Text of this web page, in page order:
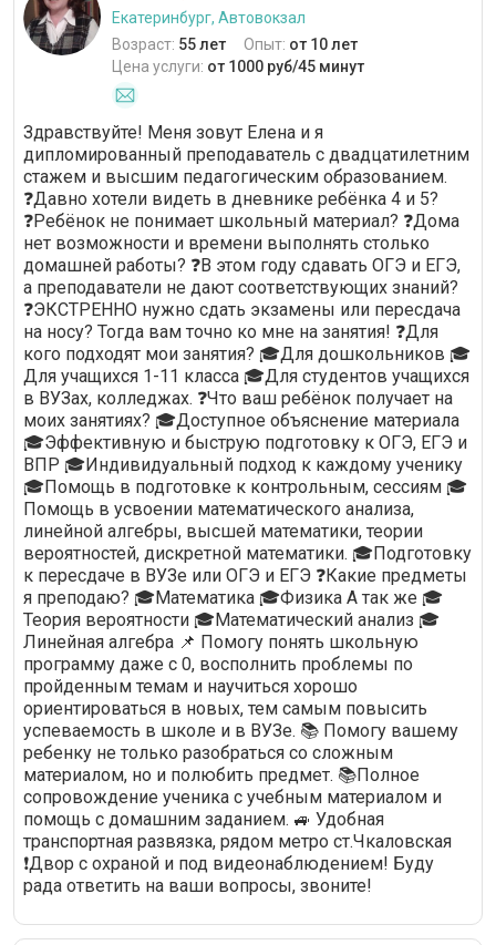
Екатеринбург, Автовокзал
Возраст: 55 лет Опыт: от 10 лет
Цена услуги: от 1000 руб/45 минут
Здравствуйте! Меня зовут Елена и я
дипломированный преподаватель с двадцатилетним
стажем и высшим педагогическим образованием.
❓Давно хотели видеть в дневнике ребёнка 4 и 5?
❓Ребёнок не понимает школьный материал? ❓Дома
нет возможности и времени выполнять столько
домашней работы? ❓В этом году сдавать ОГЭ и ЕГЭ,
а преподаватели не дают соответствующих знаний?
❓ЭКСТРЕННО нужно сдать экзамены или пересдача
на носу? Тогда вам точно ко мне на занятия! ❓Для
кого подходят мои занятия? 🎓Для дошкольников 🎓
Для учащихся 1-11 класса 🎓Для студентов учащихся
в ВУЗах, колледжах. ❓Что ваш ребёнок получает на
моих занятиях? 🎓Доступное объяснение материала
🎓Эффективную и быструю подготовку к ОГЭ, ЕГЭ и
ВПР 🎓Индивидуальный подход к каждому ученику
🎓Помощь в подготовке к контрольным, сессиям 🎓
Помощь в усвоении математического анализа,
линейной алгебры, высшей математики, теории
вероятностей, дискретной математики. 🎓Подготовку
к пересдаче в ВУЗе или ОГЭ и ЕГЭ ❓Какие предметы
я преподаю? 🎓Математика 🎓Физика А так же 🎓
Теория вероятности 🎓Математический анализ 🎓
Линейная алгебра 📌 Помогу понять школьную
программу даже с 0, восполнить проблемы по
пройденным темам и научиться хорошо
ориентироваться в новых, тем самым повысить
успеваемость в школе и в ВУЗе. 📚 Помогу вашему
ребенку не только разобраться со сложным
материалом, но и полюбить предмет. 📚Полное
сопровождение ученика с учебным материалом и
помощь с домашним заданием. 🚙 Удобная
транспортная развязка, рядом метро ст.Чкаловская
❗Двор с охраной и под видеонаблюдением! Буду
рада ответить на ваши вопросы, звоните!